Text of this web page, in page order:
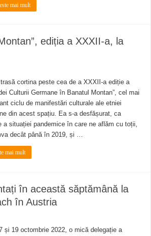
mai mult
ediția a XXXII-a, la
cortina peste cea de a XXXII-a ediție a
Culturii Germane în Banatul Montan”, cel mai
ciclu de manifestări culturale ale etniei
din acest spațiu. Ea s-a desfășurat, ca
a situației pandemice în care ne aflăm cu toții,
decât până în 2019, și …
mai mult
în această săptămână la
în Austria
și 19 octombrie 2022, o mică delegație a